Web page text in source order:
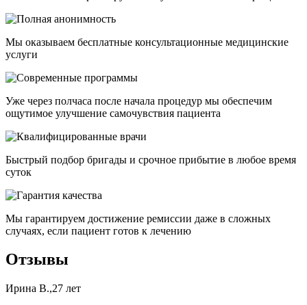
Мы оказываем бесплатные консультационные медицинские
услуги
Уже через полчаса после начала процедур мы обеспечим
ощутимое улучшение самочувствия пациента
Быстрый подбор бригады и срочное прибытие в любое время
суток
Мы гарантируем достижение ремиссии даже в сложных
случаях, если пациент готов к лечению
Отзывы
Ирина В.,27 лет